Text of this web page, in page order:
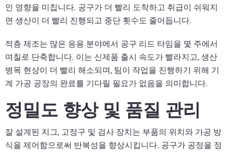
인 영향을 미칩니다. 공구가 더 빨리 도착하고 취급이 쉬워지
면 생산이 더 빨리 진행되고 중단 횟수도 줄어듭니다.
적층 제조는 많은 응용 분야에서 공구 리드 타임을 몇 주에서
며칠로 단축합니다. 이는 신제품 출시 속도가 빨라지고, 생산
병목 현상이 더 빨리 해소되며, 팀이 작업을 진행하기 위해 기
계 가공 공장의 완료를 기다릴 필요가 없음을 의미합니다.
정밀도 향상 및 품질 관리
잘 설계된 지그, 고정구 및 검사 장치는 부품의 위치와 가공 방
식을 제어함으로써 반복성을 향상시킵니다. 공구가 공정을 정